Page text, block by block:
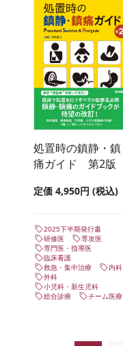
処置時の鎮静・鎮
痛ガイド 第2版
定価 4,950円 (税込)
2025下半期発行書
研修医
専攻医
専門医・指導医
臨床看護
救急・集中治療
内科
外科
小児科・新生児科
総合診療
チーム医療